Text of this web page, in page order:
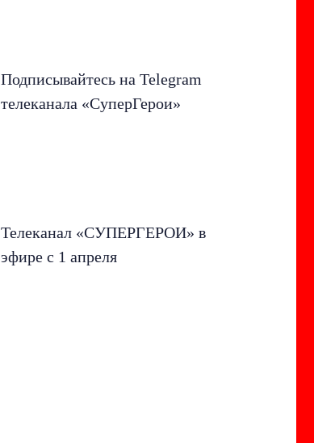
Подписывайтесь на Telegram
телеканала «СуперГерои»
Телеканал «СУПЕРГЕРОИ» в
эфире с 1 апреля